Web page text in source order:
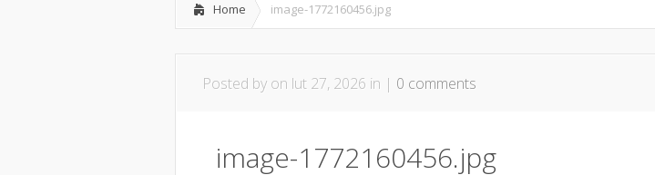
Home image-1772160456.jpg
Posted by on lut 27, 2026 in | 0 comments
image-1772160456.jpg